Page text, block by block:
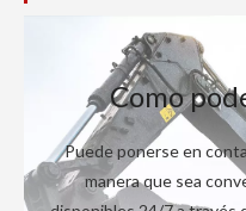
Como
Puede ponerse en
manera que sea